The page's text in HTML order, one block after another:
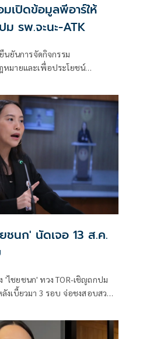
เปิดข้อมูลพีอาร์ให้
รพ.จะนะ-ATK
นยันการจัดกิจกรรม
มายและเพื่อประโยชน์
นไหวอาจถูกมองว่ามีนัยทางการ
สงสัยเกี่ยวกับการบริหารโรง
ดตรวจ ATK
นก' นัดเจอ 13 ส.ค.
'ไชยชนก' ทวง TOR-เชิญถกปม
งเบี้ยวมา 3 รอบ จ่อชงสอบสวน